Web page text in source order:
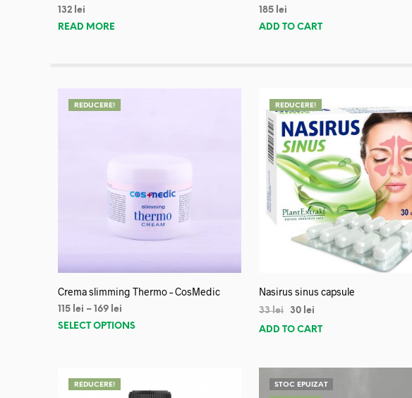
132 lei
READ MORE
185 lei
ADD TO CART
REDUCERE!
Crema slimming Thermo – CosMedic
115 lei – 169 lei
SELECT OPTIONS
REDUCERE!
Nasirus sinus capsule
33lei 30 lei
ADD TO CART
REDUCERE! STOC EPUIZAT